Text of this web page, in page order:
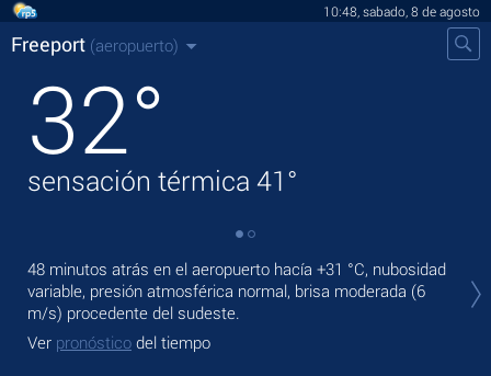
10:48, sabado, 8 de agosto
Freeport (aeropuerto)
32°
sensación térmica 41°
48 minutos atrás en el aeropuerto hacía +31 °C, nubosidad
variable, presión atmosférica normal, brisa moderada (6
m/s) procedente del sudeste.
Ver pronóstico del tiempo